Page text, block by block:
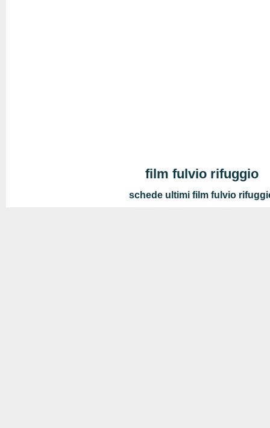
film fulvio rifuggio
schede ultimi film fulvio